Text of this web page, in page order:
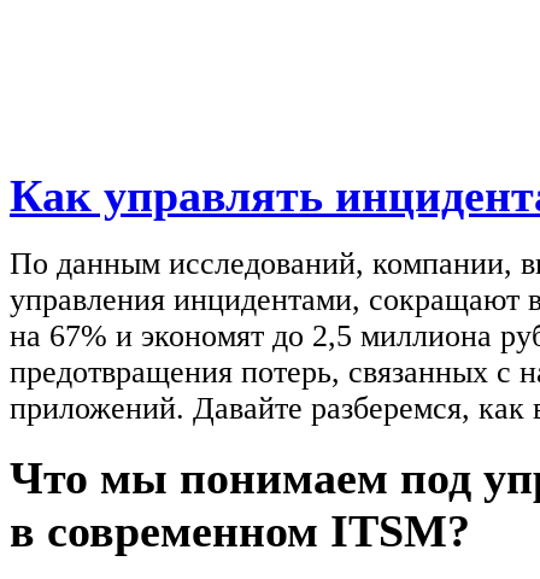
Как управлять
По данным исследований, компании,
управления инцидентами, сокращают
на 67% и экономят до 2,5 миллиона
предотвращения потерь, связанных с
приложений. Давайте разберемся, как
Что мы понимаем под
в современном ITSM?